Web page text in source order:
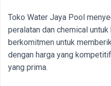
Toko Water Jaya Pool
peralatan dan chemical
berkomitmen untuk
dengan harga yang
yang prima.